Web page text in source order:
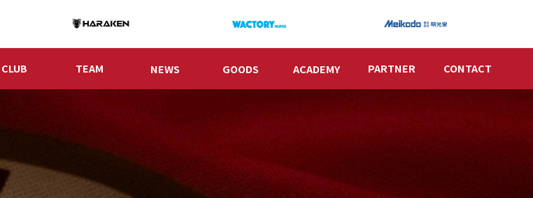
CLUB TEAM NEWS GOODS ACADEMY PARTNER CONTACT